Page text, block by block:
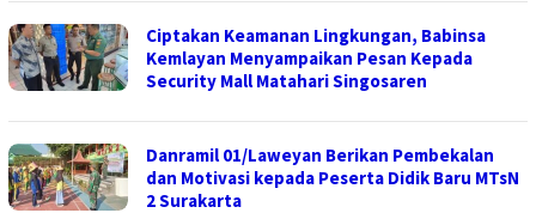
Ciptakan Keamanan Lingkungan, Babinsa
Kemlayan Menyampaikan Pesan Kepada
Security Mall Matahari Singosaren
Danramil 01/Laweyan Berikan Pembekalan
dan Motivasi kepada Peserta Didik Baru MTsN
2 Surakarta